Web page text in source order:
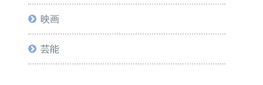
映画
芸能